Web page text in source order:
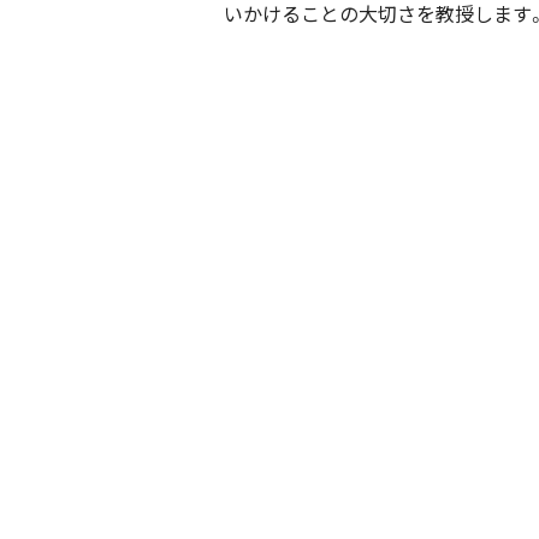
いかけることの大切さを教授します